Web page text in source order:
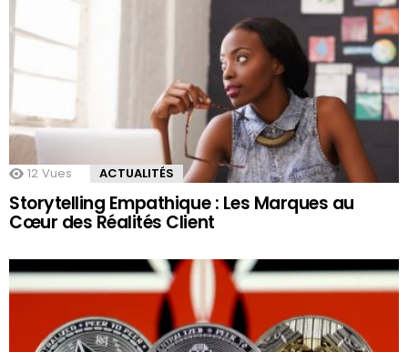
12 Vues ACTUALITÉS
Storytelling Empathique : Les Marques au
Cœur des Réalités Client